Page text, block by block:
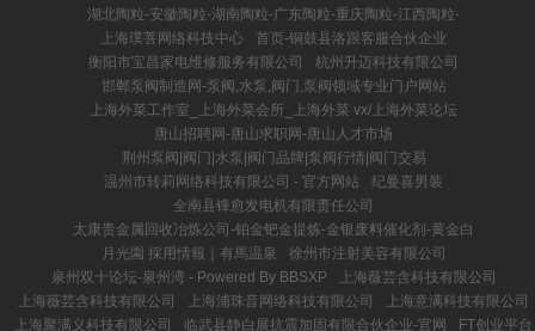
湖北陶粒-安徽陶粒-湖南陶粒-广东陶粒-重庆陶粒-江西陶粒-
上海璞菩网络科技中心
首页-铜鼓县洛跟客服合伙企业
衡阳市宝昌家电维修服务有限公司
杭州升迈科技有限公司
邯郸泵阀制造网-泵阀,水泵,阀门,泵阀领域专业门户网站
上海外菜工作室_上海外菜会所_上海外菜 vx/上海外菜论坛
唐山招聘网-唐山求职网-唐山人才市场
荆州泵阀|阀门|水泵|阀门品牌|泵阀行情|阀门交易
温州市转莉网络科技有限公司 - 官方网站
纪曼喜男装
全南县锋愈发电机有限责任公司
太康贵金属回收冶炼公司-铂金钯金提炼-金银废料催化剂-黄金白
月光園 採用情報｜有馬温泉
徐州市注射美容有限公司
泉州双十论坛-泉州湾 - Powered By BBSXP
上海薇芸含科技有限公司
上海薇芸含科技有限公司
上海浦珠音网络科技有限公司
上海意满科技有限公司
上海聚满义科技有限公司
临武县静白展抗震加固有限合伙企业-官网
FT创业平台